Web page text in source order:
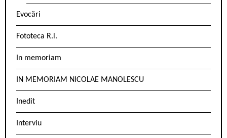
Evocări
Fototeca R.l.
In memoriam
IN MEMORIAM NICOLAE MANOLESCU
Inedit
Interviu